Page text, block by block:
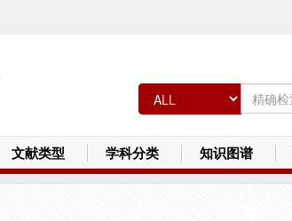
文献类型 学科分类 知识图谱